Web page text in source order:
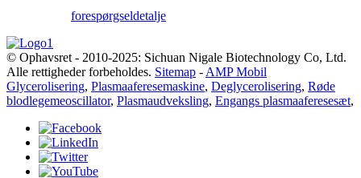
forespørgseldetalje
© Ophavsret - 2010-2025: Sichuan Nigale Biotechnology Co, Ltd.
Alle rettigheder forbeholdes. Sitemap - AMP Mobil
Glycerolisering, Plasmaaferesemaskine, Deglycerolisering, Røde
blodlegemeoscillator, Plasmaudveksling, Engangs plasmaaferesesæt,